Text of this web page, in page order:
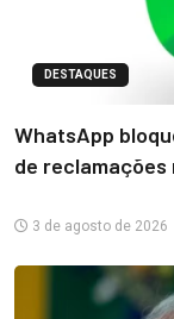
DESTAQUES
WhatsApp
de reclamações
3 de agosto de 2026